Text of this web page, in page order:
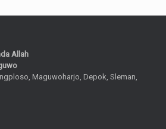
Allah
Maguwoharjo, Depok, Sleman,